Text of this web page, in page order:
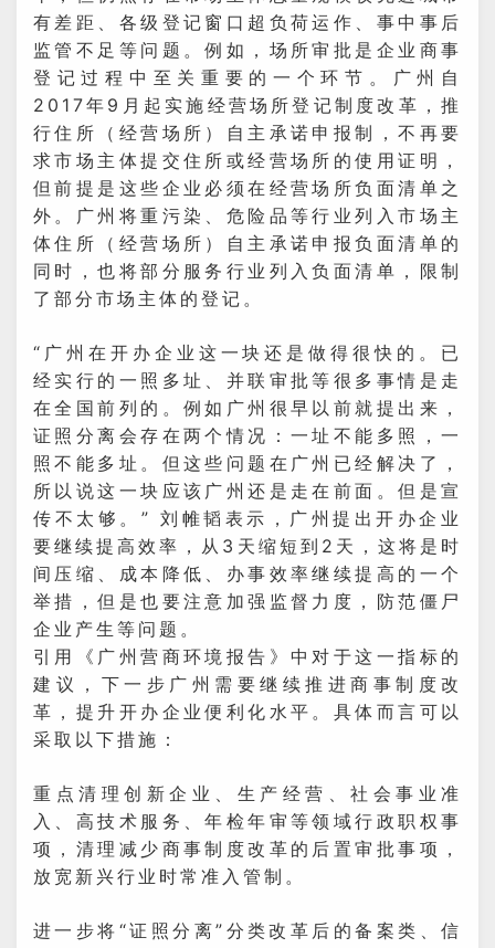
有差距、各级登记窗口超负荷运作、事中事后
监管不足等问题。例如，场所审批是企业商事
登记过程中至关重要的一个环节。广州自
2017年9月起实施经营场所登记制度改革，推
行住所（经营场所）自主承诺申报制，不再要
求市场主体提交住所或经营场所的使用证明，
但前提是这些企业必须在经营场所负面清单之
外。广州将重污染、危险品等行业列入市场主
体住所（经营场所）自主承诺申报负面清单的
同时，也将部分服务行业列入负面清单，限制
了部分市场主体的登记。
“广州在开办企业这一块还是做得很快的。已
经实行的一照多址、并联审批等很多事情是走
在全国前列的。例如广州很早以前就提出来，
证照分离会存在两个情况：一址不能多照，一
照不能多址。但这些问题在广州已经解决了，
所以说这一块应该广州还是走在前面。但是宣
传不太够。” 刘帷韬表示，广州提出开办企业
要继续提高效率，从3天缩短到2天，这将是时
间压缩、成本降低、办事效率继续提高的一个
举措，但是也要注意加强监督力度，防范僵尸
企业产生等问题。
引用《广州营商环境报告》中对于这一指标的
建议，下一步广州需要继续推进商事制度改
革，提升开办企业便利化水平。具体而言可以
采取以下措施：
重点清理创新企业、生产经营、社会事业准
入、高技术服务、年检年审等领域行政职权事
项，清理减少商事制度改革的后置审批事项，
放宽新兴行业时常准入管制。
进一步将“证照分离”分类改革后的备案类、信